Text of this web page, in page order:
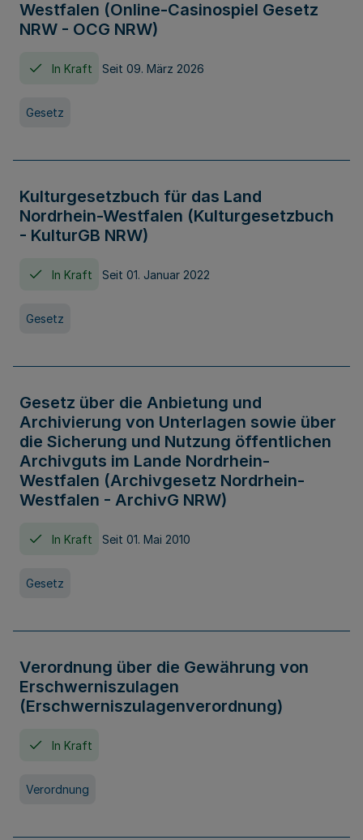
Westfalen (Online-Casinospiel Gesetz
NRW - OCG NRW)
In Kraft Seit 09. März 2026
Gesetz
Kulturgesetzbuch für das Land
Nordrhein-Westfalen (Kulturgesetzbuch
- KulturGB NRW)
In Kraft Seit 01. Januar 2022
Gesetz
Gesetz über die Anbietung und
Archivierung von Unterlagen sowie über
die Sicherung und Nutzung öffentlichen
Archivguts im Lande Nordrhein-
Westfalen (Archivgesetz Nordrhein-
Westfalen - ArchivG NRW)
In Kraft Seit 01. Mai 2010
Gesetz
Verordnung über die Gewährung von
Erschwerniszulagen
(Erschwerniszulagenverordnung)
In Kraft
Verordnung